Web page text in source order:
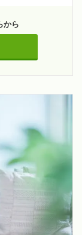
から